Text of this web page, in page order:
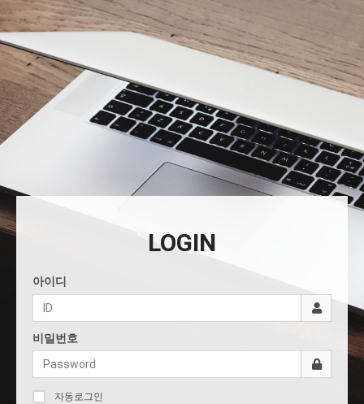
LOGIN
아이디
비밀번호
자동로그인